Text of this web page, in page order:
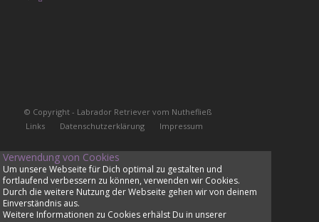
© Copyright - Labrador Retriever vom Nuthefließ
Links
Datenschutzerklärung Impressum
Verwendung von Cookies
Um unsere Webseite für Dich optimal zu gestalten und
fortlaufend verbessern zu können, verwenden wir Cookies.
Durch die weitere Nutzung der Webseite gehen wir von deinem
Einverständnis aus.
Weitere Informationen zu Cookies erhälst Du in unserer